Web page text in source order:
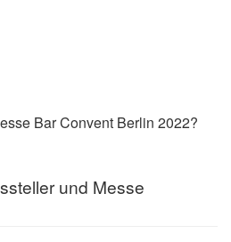
Bar Convent Berlin 2022?
und Messe